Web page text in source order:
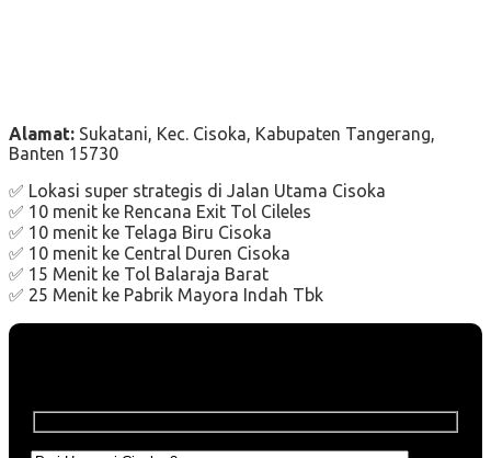
Alamat: Sukatani, Kec. Cisoka, Kabupaten Tangerang,
Banten 15730
✅ Lokasi super strategis di Jalan Utama Cisoka
✅ 10 menit ke Rencana Exit Tol Cileles
✅ 10 menit ke Telaga Biru Cisoka
✅ 10 menit ke Central Duren Cisoka
✅ 15 Menit ke Tol Balaraja Barat
✅ 25 Menit ke Pabrik Mayora Indah Tbk